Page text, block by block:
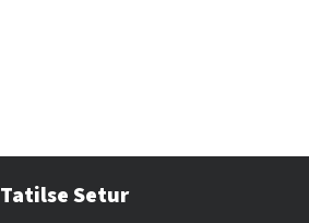
Tatilse Setur